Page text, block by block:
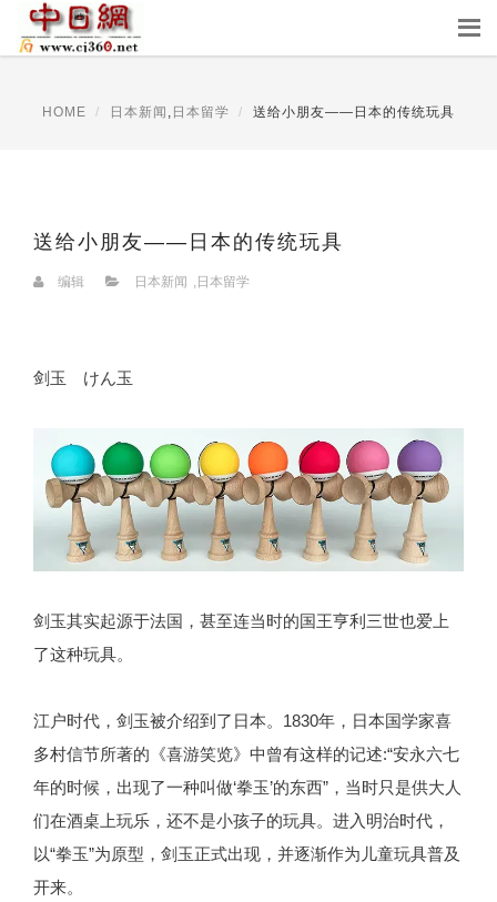
HOME 日本新闻 , 日本留学 送给小朋友——日本的传统玩具
送给小朋友——日本的传统玩具
编辑 日本新闻 , 日本留学
剑玉 けん玉
剑玉其实起源于法国，甚至连当时的国王亨利三世也爱上
了这种玩具。
江户时代，剑玉被介绍到了日本。1830年，日本国学家喜
多村信节所著的《喜游笑览》中曾有这样的记述:“安永六七
年的时候，出现了一种叫做‘拳玉’的东西”，当时只是供大人
们在酒桌上玩乐，还不是小孩子的玩具。进入明治时代，
以“拳玉”为原型，剑玉正式出现，并逐渐作为儿童玩具普及
开来。